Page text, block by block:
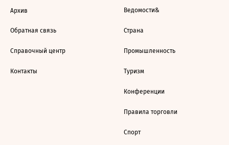
Архив
Обратная связь
Справочный центр
Контакты
Ведомости&
Страна
Промышленность
Туризм
Конференции
Правила торговли
Спорт